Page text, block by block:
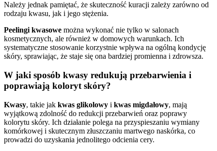
Należy jednak pamiętać, że skuteczność kuracji zależy zarówno od
rodzaju kwasu, jak i jego stężenia.
Peelingi kwasowe można wykonać nie tylko w salonach
kosmetycznych, ale również w domowych warunkach. Ich
systematyczne stosowanie korzystnie wpływa na ogólną kondycję
skóry, sprawiając, że staje się ona bardziej promienna i zdrowsza.
W jaki sposób kwasy redukują przebarwienia i
poprawiają koloryt skóry?
Kwasy, takie jak kwas glikolowy i kwas migdałowy, mają
wyjątkową zdolność do redukcji przebarwień oraz poprawy
kolorytu skóry. Ich działanie polega na przyspieszaniu wymiany
komórkowej i skutecznym złuszczaniu martwego naskórka, co
prowadzi do uzyskania jednolitego odcienia cery.